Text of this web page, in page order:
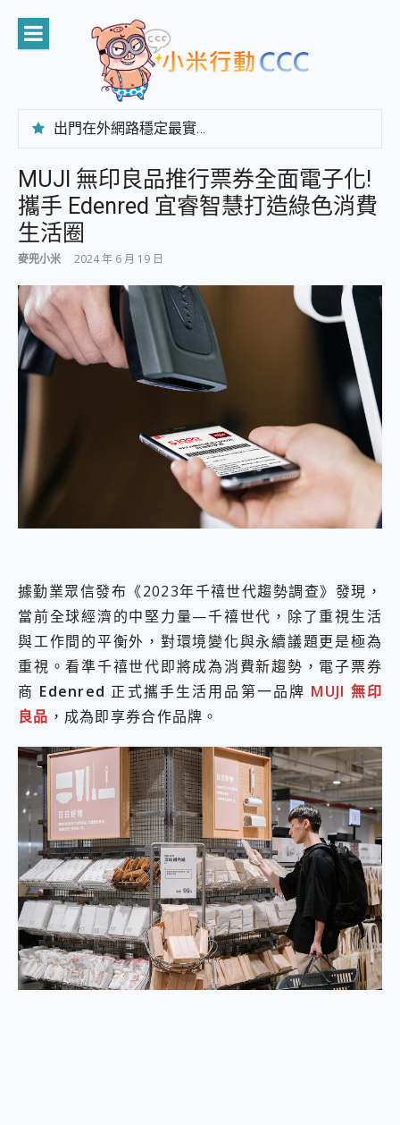
content
出門在外網路穩定最實在 「台灣大哥大」榮獲 4G/5G 在線率全球 NO.3 全台第一與全台六冠王實測心得，走到哪順到哪！
CP 值天花板~ Bongcom BS5 足球君開箱~ 短焦投影機 3千元就能擁有！ 折扣碼在這～
專為 PC上的 XBOX和掌機設計的 FireCuda X1070 SSD 固態硬碟開箱 評測
台灣製攝影機在這裡，100%全無線設計 SpotCam Solo Eco 太陽能防水雲端攝影機 SpotCam Solo 3 2.5K高畫質戶外攝影機 開箱 評測
AI 支付 一錶搞定大小事 Xiaomi Watch 5 開箱 評測
超驚艷 讓人一眼就愛上 LENOVO 聯想 Yoga Book 9 14吋 AI輕薄筆電 開箱 評測
美到讓人超想擁有 moto pad 60 系列 與 Moto | Swarovski razr 60 冰藍限定版本 開箱 評測
一鍵修復模糊影片、舊照的 AI 好幫手! VideoProc Converter AI 新版全解析 × 年末優惠，一篇全看懂
小朋友才做選擇 投影機 RGB藍牙音響 氛圍情境燈 我通通都要！ Starfish 2 幻彩膠囊投影機｜結合「 智慧投影 & 煥彩流動 」的沈浸式生活新體驗
iPhone 17 系列 有認證的防護來囉！ imos 首家導入 UL MCV 行銷宣告驗證的手機配件品牌
DJI Osmo Pocket 3 爽爽帶回家 歡慶 EaseUS 21 週年到來，「Slogan 海報徵稿活動」好康大放送
小巧好吸不擋鏡頭 有Qi2認證的 ONPRO MagReact MXs2 5000mAh薄型磁吸無線急速行動電源 開箱 評測
會走動的冷暖氣 SONY REON POCKET PRO 穿戴式智慧冷暖調溫裝置 開箱 評測
COMPUTEX 2025 來囉！AGI亞奇雷 AI・Gaming・創作儲存方案登場，趕快來AGI亞奇雷挑戰任務抽 PS5！
自帶線的 有線無線都能充 ONPRO MagReact M5 10000mAh 5合1 磁吸無線急速行動電源 開箱 評測
飛利浦 JS7310 ⚡【電急便｜行動儲能救車電源】 可靠的旅行夥伴！帶給您優異的安全性與強大供電效能
是螢幕也是電視! 一機超多用途「MSI微星 Modern MD272UPSW 27型」 4K IPS 輕薄商用智慧聯網螢幕 開箱 評測
您的專屬AI 助手 Yoga Slim 7 Aura Edition 觸控AI筆電 開箱 評測
realme 14 Pro 超硬軍規、冰感變色實測，realme 14 5G 遊戲戰鬥值爆表，效能x娛樂全都要！
iPhone、Apple Watch、AirPods耳機 三個設備充電一起搞定 ONPRO MagReact™ M3 3 in 1可攜摺疊無線充電器 開箱 評測
動靜皆宜「HUAWEI FreeArc」開放式耳掛耳機，無感配戴! 超穩超服貼，音質、通話也很優質
25種洗烘模式一機搞定! Roborock 衣莉莎白 H1 Neo分子篩洗脫烘 AI 滾筒洗衣機
給 MSI Claw 系列電競掌機 最完美的家 MSI Nest Docking Station 掌機專屬擴充底座 開箱 評測
B&O 精品級音響! Home+ 中嘉寬頻 SoundBox 劇院串流盒 開箱 評測
2億 APO蔡司長焦神機降臨~ vivo X200 Pro、vivo X200 就是這麼好拍
EaseUS Vocal Remover 免費線上去聲器一鍵去除人聲 人聲 音樂分離 2024 消除人聲推薦
3 個超值 MHN 飛人工具分享~~ iToolab AnyGo 魔物獵人 Now飛人 ios教學 不出門也可以到處走
Locawhere AnyTo 寶可夢飛人 AnyTo 不出門也可以飛遍全世界
小體積 40000mAh 超大容量 一次充5個設備 充好充滿 CUKTECH 酷態科 300W 微型充電站 開箱 評測
97.3% 恢復率，資料救援就是這麼簡單 EaseUS Data Recovery Wizard Free 18.0.0 業界最好的資料救援軟體
磁碟系統大風吹 有了 磁碟管理程式 EaseUS Partition Master 就是這麼簡單
全新 SONY Xperia 1 VI 開箱! 相機實測! 長焦覆蓋更遠更清晰、2日長續航、頂尖影音娛樂效能~
Xiaomi 14 Ultra 開箱 評測~ 有深度的 Leica 影像旗艦手機! 加碼小旗艦 Xiaomi 14 開箱 評測
vivo TWS 3e 真無線藍牙耳機智慧降噪升級、音質明亮溫潤，並支援雙設備連接~
MUJI 無印良品推行票券全面電子化!
攜手 Edenred 宜睿智慧打造綠色消費
生活圈
麥兜小米 2024 年 6 月 19 日
據勤業眾信發布《2023年千禧世代趨勢調查》發現，
當前全球經濟的中堅力量—千禧世代，除了重視生活
與工作間的平衡外，對環境變化與永續議題更是極為
重視。看準千禧世代即將成為消費新趨勢，電子票券
商 Edenred 正式攜手生活用品第一品牌 MUJI 無印
良品 ，成為即享券合作品牌。